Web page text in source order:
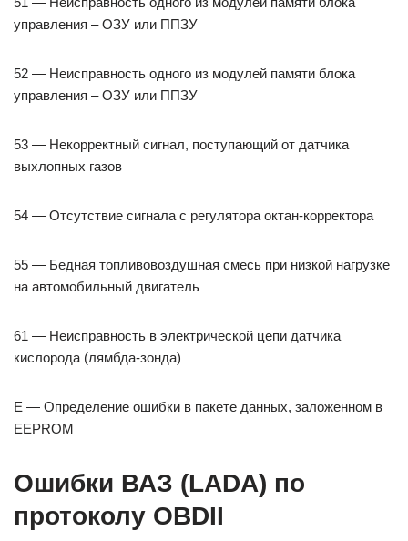
управления – ОЗУ или ППЗУ
52 — Неисправность одного из модулей памяти блока
управления – ОЗУ или ППЗУ
53 — Некорректный сигнал, поступающий от датчика
выхлопных газов
54 — Отсутствие сигнала с регулятора октан-корректора
55 — Бедная топливовоздушная смесь при низкой нагрузке
на автомобильный двигатель
61 — Неисправность в электрической цепи датчика
кислорода (лямбда-зонда)
E — Определение ошибки в пакете данных, заложенном в
EEPROM
Ошибки ВАЗ (LADA) по
протоколу OBDII